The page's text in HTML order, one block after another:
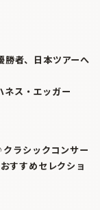
勝者、日本ツアーへ
ネス・エッガー
ラシックコンサー
すすめセレクショ